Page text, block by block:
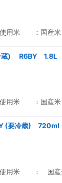
使用米 ：国
蔵) R6BY 1.8L
使用米 ：国
(要冷蔵) 720ml
使用米 ： 国